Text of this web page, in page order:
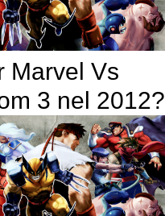
Marvel Vs
3 nel 2012?